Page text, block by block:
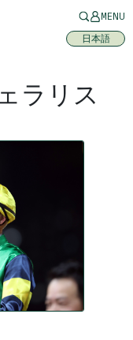
MENU
日本語
ラリス